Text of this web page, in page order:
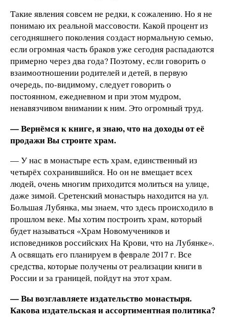
Такие явления совсем не редки, к сожалению. Но я не
понимаю их реальной массовости. Какой процент из
сегодняшнего поколения создаст нормальную семью,
если огромная часть браков уже сегодня распадаются
примерно через два года? Поэтому, если говорить о
взаимоотношении родителей и детей, в первую
очередь, по-видимому, следует говорить о
постоянном, ежедневном и при этом мудром,
ненавязчивом внимании к ним. Это огромный труд.
— Вернёмся к книге, я знаю, что на доходы от её
продажи Вы строите храм.
— У нас в монастыре есть храм, единственный из
четырёх сохранившийся. Но он не вмещает всех
людей, очень многим приходится молиться на улице,
даже зимой. Сретенский монастырь находится на ул.
Большая Лубянка, мы знаем, что здесь происходило в
прошлом веке. Мы хотим построить храм, который
будет называться «Храм Новомучеников и
исповедников российских На Крови, что на Лубянке».
А освящать его планируем в феврале 2017 г. Все
средства, которые получены от реализации книги в
России и за границей, пойдут на этот храм.
— Вы возглавляете издательство монастыря.
Какова издательская и ассортиментная политика?